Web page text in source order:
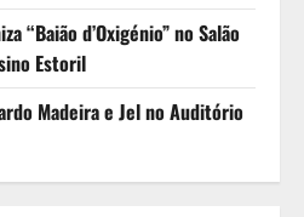
“Baião d’Oxigénio” no Salão
Estoril
Madeira e Jel no Auditório